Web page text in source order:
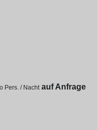
Pers. / Nacht auf Anfrage